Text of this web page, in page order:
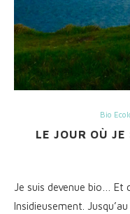
Bio
LE JOUR OÙ
Je suis devenue bio… Et
Insidieusement. Jusqu’au